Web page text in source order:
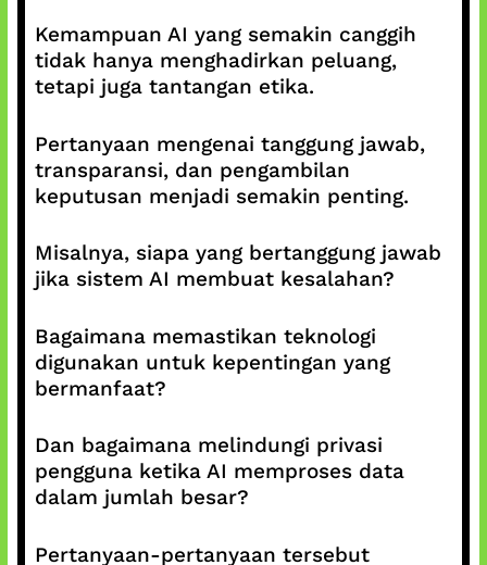
Kemampuan AI yang semakin canggih
tidak hanya menghadirkan peluang,
tetapi juga tantangan etika.
Pertanyaan mengenai tanggung jawab,
transparansi, dan pengambilan
keputusan menjadi semakin penting.
Misalnya, siapa yang bertanggung jawab
jika sistem AI membuat kesalahan?
Bagaimana memastikan teknologi
digunakan untuk kepentingan yang
bermanfaat?
Dan bagaimana melindungi privasi
pengguna ketika AI memproses data
dalam jumlah besar?
Pertanyaan-pertanyaan tersebut